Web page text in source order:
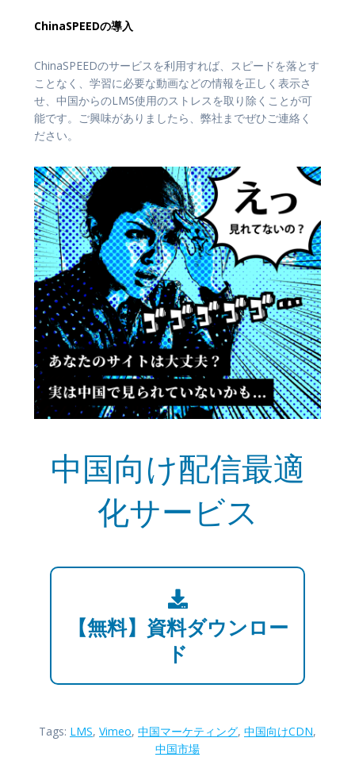
ChinaSPEEDの導入
ChinaSPEEDのサービスを利用すれば、スピードを落とす
ことなく、学習に必要な動画などの情報を正しく表示さ
せ、中国からのLMS使用のストレスを取り除くことが可
能です。ご興味がありましたら、弊社までぜひご連絡く
ださい。
中国向け配信最適
化サービス
【無料】資料ダウンロー
ド
Tags: LMS, Vimeo, 中国マーケティング, 中国向けCDN,
中国市場